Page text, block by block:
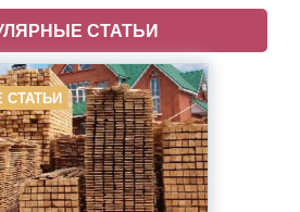
СТАТЬИ